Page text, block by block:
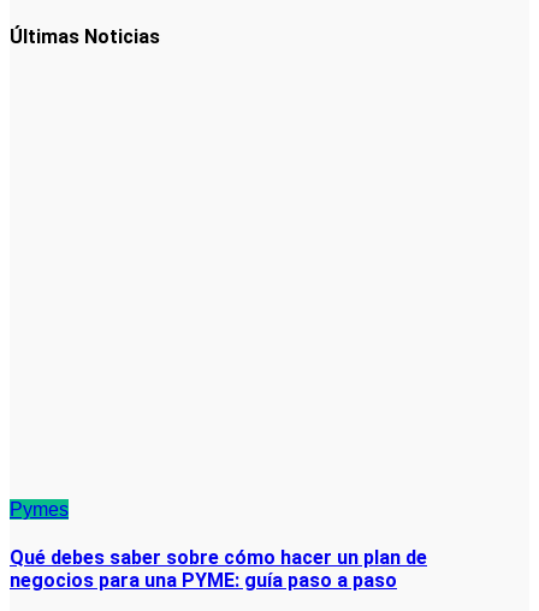
Últimas Noticias
Pymes
Qué debes saber sobre cómo hacer un plan de
negocios para una PYME: guía paso a paso